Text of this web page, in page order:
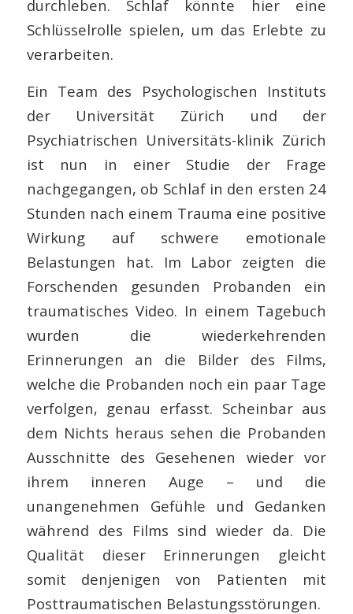
durchleben. Schlaf könnte hier eine
Schlüsselrolle spielen, um das Erlebte zu
verarbeiten.
Ein Team des Psychologischen Instituts
der Universität Zürich und der
Psychiatrischen Universitäts-klinik Zürich
ist nun in einer Studie der Frage
nachgegangen, ob Schlaf in den ersten 24
Stunden nach einem Trauma eine positive
Wirkung auf schwere emotionale
Belastungen hat. Im Labor zeigten die
Forschenden gesunden Probanden ein
traumatisches Video. In einem Tagebuch
wurden die wiederkehrenden
Erinnerungen an die Bilder des Films,
welche die Probanden noch ein paar Tage
verfolgen, genau erfasst. Scheinbar aus
dem Nichts heraus sehen die Probanden
Ausschnitte des Gesehenen wieder vor
ihrem inneren Auge – und die
unangenehmen Gefühle und Gedanken
während des Films sind wieder da. Die
Qualität dieser Erinnerungen gleicht
somit denjenigen von Patienten mit
Posttraumatischen Belastungsstörungen.